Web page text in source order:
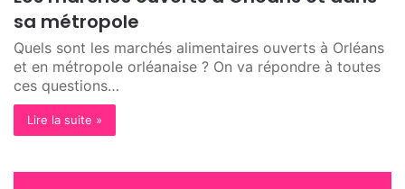
sa métropole
Quels sont les marchés alimentaires ouverts à Orléans
et en métropole orléanaise ? On va répondre à toutes
ces questions…
Lire la suite »